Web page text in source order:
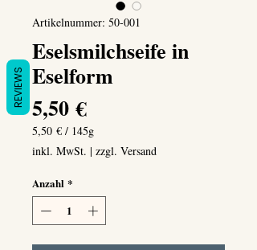
Artikelnummer: 50-001
Eselsmilchseife in
Eselform
5,50 €Preis
5,50 € / 145g
5,50 €
pro
Gramm
inkl. MwSt. | zzgl. Versand
Anzahl *
REVIEWS